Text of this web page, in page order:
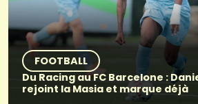
FOOTBALL
Du Racing au FC Barcelone :
rejoint la Masia et marque déjà